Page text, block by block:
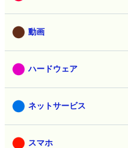
動画
ハードウェア
ネットサービス
スマホ